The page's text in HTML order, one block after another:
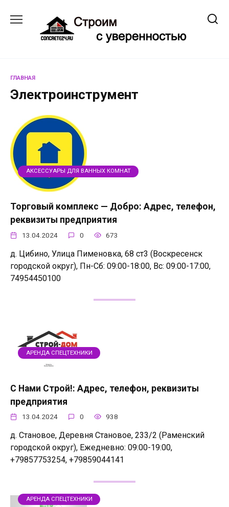
содержанию
ГЛАВНАЯ
Электроинструмент
АКСЕССУАРЫ ДЛЯ ВАННЫХ КОМНАТ
Торговый комплекс — Добро: Адрес, телефон,
реквизиты предприятия
13.04.2024 0 673
д. Цибино, Улица Пименовка, 68 ст3 (Воскресенск
городской округ), Пн-Сб: 09:00-18:00, Вс: 09:00-17:00,
74954450100
АРЕНДА СПЕЦТЕХНИКИ
С Нами Строй!: Адрес, телефон, реквизиты
предприятия
13.04.2024 0 938
д. Становое, Деревня Становое, 233/2 (Раменский
городской округ), Ежедневно: 09:00-19:00,
+79857753254, +79859044141
АРЕНДА СПЕЦТЕХНИКИ